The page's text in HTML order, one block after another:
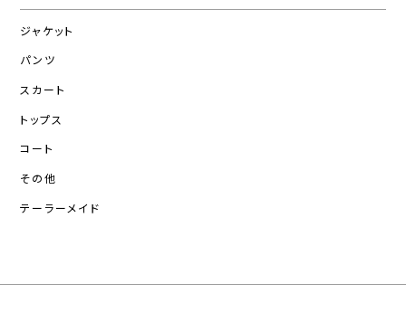
ジャケット
パンツ
スカート
トップス
コート
その他
テーラーメイド